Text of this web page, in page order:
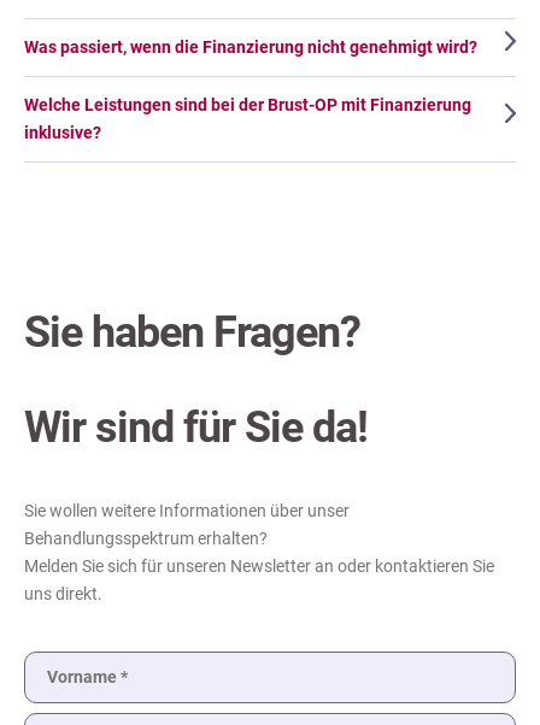
Was passiert, wenn die Finanzierung nicht genehmigt wird?
Welche Leistungen sind bei der Brust-OP mit Finanzierung
inklusive?
Sie haben Fragen?
Wir sind für Sie da!
Sie wollen weitere Informationen über unser
Behandlungsspektrum erhalten?
Melden Sie sich für unseren Newsletter an oder kontaktieren Sie
uns direkt.